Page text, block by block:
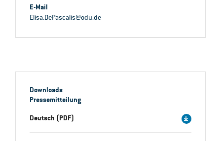
E-Mail
Elisa.DePascalis@odu.de
Downloads
Pressemitteilung
Deutsch (PDF)